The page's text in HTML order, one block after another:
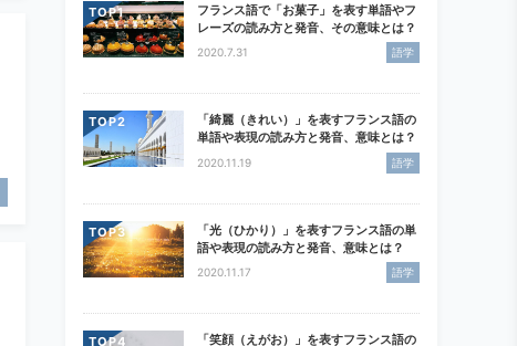
TOP
フランス語で「お菓子」を表す単語やフ
レーズの読み方と発音、その意味とは？
2020.7.31 語学
TOP
「綺麗（きれい）」を表すフランス語の
単語や表現の読み方と発音、意味とは？
2020.11.19 語学
TOP
「光（ひかり）」を表すフランス語の単
語や表現の読み方と発音、意味とは？
2020.11.17 語学
TOP
「笑顔（えがお）」を表すフランス語の